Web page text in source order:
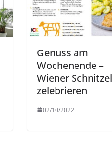
Genuss am
Wochenende –
Wiener Schnitzel
zelebrieren
02/10/2022